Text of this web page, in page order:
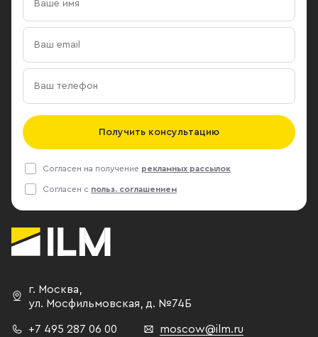
Получить консультацию
Согласен на получение рекламных рассылок
Согласен с польз. соглашением
г. Москва,
ул. Мосфильмовская, д. №74Б
+7 495 287 06 00 moscow@ilm.ru